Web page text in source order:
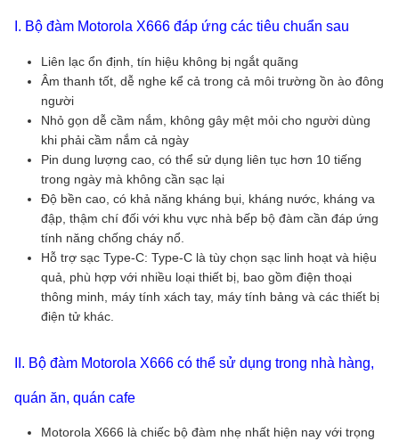
I. Bộ đàm Motorola X666 đáp ứng các tiêu chuẩn sau
Liên lạc ổn định, tín hiệu không bị ngắt quãng
Âm thanh tốt, dễ nghe kể cả trong cả môi trường ồn ào đông
người
Nhỏ gọn dễ cầm nắm, không gây mệt mỏi cho người dùng
khi phải cầm nắm cả ngày
Pin dung lượng cao, có thể sử dụng liên tục hơn 10 tiếng
trong ngày mà không cần sạc lại
Độ bền cao, có khả năng kháng bụi, kháng nước, kháng va
đập, thậm chí đối với khu vực nhà bếp bộ đàm cần đáp ứng
tính năng chống cháy nổ.
Hỗ trợ sạc Type-C: Type-C là tùy chọn sạc linh hoạt và hiệu
quả, phù hợp với nhiều loại thiết bị, bao gồm điện thoại
thông minh, máy tính xách tay, máy tính bảng và các thiết bị
điện tử khác.
II. Bộ đàm Motorola X666 có thể sử dụng trong nhà hàng,
quán ăn, quán cafe
Motorola X666 là chiếc bộ đàm nhẹ nhất hiện nay với trọng